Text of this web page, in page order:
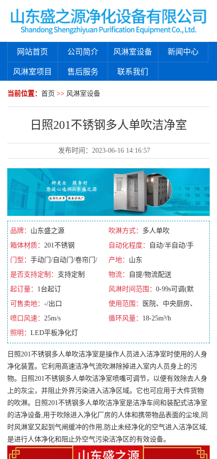
网站首页 公司简介 风淋室设备 新闻中心
风淋室项目 售后服务 联系我们
当前位置： 首页 >> 风淋室设备
日照201不锈钢多人单吹洁净室
发布时间： 2023-06-16 14:16:57
品牌： 山东盛之源 吹淋方式： 多人单吹
箱体材质： 201不锈钢 自动化程度：
自动/半自动/手
动/全自动
门型： 手动门/自动门/卷帘门/
平移门
产地： 山东
是否支持定制： 支持定制 物流：
自提/物流配送
起订量： 1台起订 风淋时间范围： 0-99s可调(默
认10s)
可售卖地： -/出口 使用范围：
医院、中央厨房、
无尘车间
喷口风速： 25m/s 循环风量： 18-25m³/h
照明： LED平板净化灯
日照201不锈钢多人单吹洁净室是操作人员进入洁净室时使用的人身
净化装置。它利用高速洁净气流吹淋除掉进入室内人员身上的污
物。日照201不锈钢多人单吹洁净室喷嘴可调节，以便有效除去人身
上的灰尘，并阻止外界污染进入洁净区域。它也可应用于大件货物
的吹淋。日照201不锈钢多人单吹洁净室是洁净车间和装配式洁净室
的洁净设备,用于吹除进入净化厂房的人体和携带物品表面的尘埃,同
时风淋室又起到气闸缓冲的作用,防止未经净化的空气进入洁净区域,
是进行人体净化和阻止外空气污染洁净区的有效设备。